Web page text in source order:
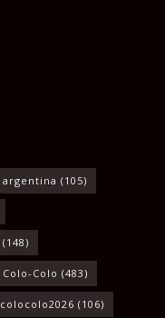
argentina (105)
(148)
Colo-Colo (483)
colocolo2026 (106)